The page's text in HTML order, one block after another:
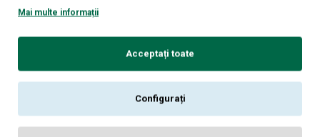
Newsletter
Retur
Mai multe informații
Acceptați toate
Configurați